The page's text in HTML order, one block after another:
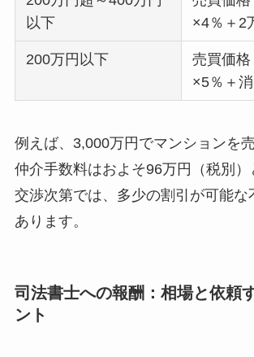
以下
×4％＋2
200万円以下
売買価格
×5％＋
例えば、3,000万円でマンションを
仲介手数料はおよそ96万円（税別）
交渉次第では、多少の割引が可能な
あります。
司法書士への報酬：相場と依頼
ント